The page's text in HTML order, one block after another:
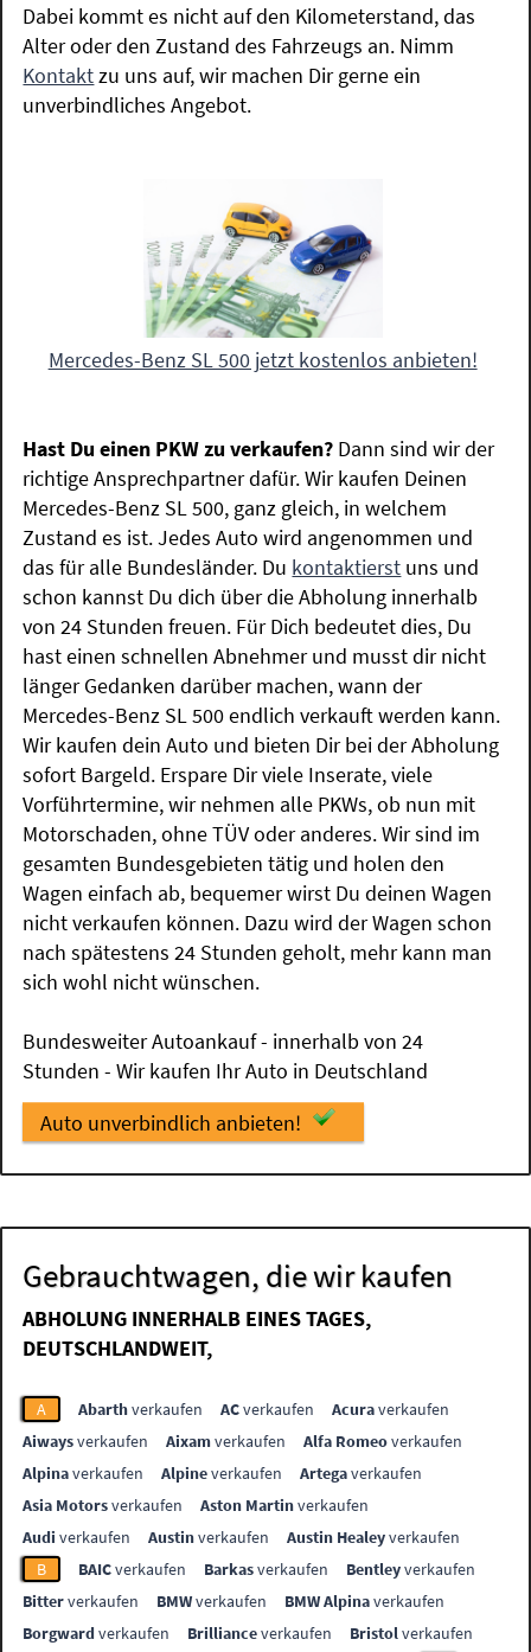
Dabei kommt es nicht auf den Kilometerstand, das
Alter oder den Zustand des Fahrzeugs an. Nimm
Kontaktzu uns auf, wir machen Dir gerne ein
unverbindliches Angebot.
Mercedes-Benz SL 500 jetzt kostenlos anbieten!
Hast Du einen PKW zu verkaufen? Dann sind wir der
richtige Ansprechpartner dafür. Wir kaufen Deinen
Mercedes-Benz SL 500, ganz gleich, in welchem
Zustand es ist. Jedes Auto wird angenommen und
das für alle Bundesländer. Du kontaktierst uns und
schon kannst Du dich über die Abholung innerhalb
von 24 Stunden freuen. Für Dich bedeutet dies, Du
hast einen schnellen Abnehmer und musst dir nicht
länger Gedanken darüber machen, wann der
Mercedes-Benz SL 500 endlich verkauft werden kann.
Wir kaufen dein Auto und bieten Dir bei der Abholung
sofort Bargeld. Erspare Dir viele Inserate, viele
Vorführtermine, wir nehmen alle PKWs, ob nun mit
Motorschaden, ohne TÜV oder anderes. Wir sind im
gesamten Bundesgebieten tätig und holen den
Wagen einfach ab, bequemer wirst Du deinen Wagen
nicht verkaufen können. Dazu wird der Wagen schon
nach spätestens 24 Stunden geholt, mehr kann man
sich wohl nicht wünschen.
Bundesweiter Autoankauf - innerhalb von 24
Stunden - Wir kaufen Ihr Auto in Deutschland
Auto unverbindlich anbieten!
Gebrauchtwagen, die wir kaufen
ABHOLUNG INNERHALB EINES TAGES,
DEUTSCHLANDWEIT,
A Abarthverkaufen ACverkaufen Acuraverkaufen
Aiwaysverkaufen Aixamverkaufen Alfa Romeoverkaufen
Alpinaverkaufen Alpineverkaufen Artegaverkaufen
Asia Motorsverkaufen Aston Martinverkaufen
Audi verkaufen Austinverkaufen Austin Healeyverkaufen
B
BAICverkaufen Barkasverkaufen Bentleyverkaufen
Bitterverkaufen BMWverkaufen BMW Alpinaverkaufen
Borgwardverkaufen Brillianceverkaufen Bristolverkaufen